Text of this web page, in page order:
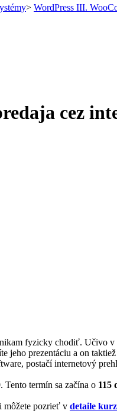
> WordPress III.
cez
fyzicky chodiť. Učivo
prezentáciu a on
postačí internetový
. Tento termín sa začína o 115
môžete pozrieť v detaile